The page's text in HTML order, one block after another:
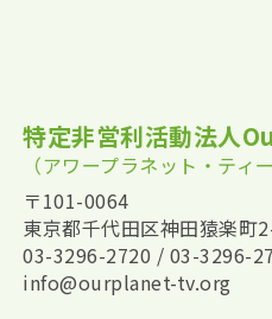
特定非営利活動法人
（アワープラネット・ティ
〒101-0064
東京都千代田区神田猿楽町
03-3296-2720 / 03-3296-
info@ourplanet-tv.org